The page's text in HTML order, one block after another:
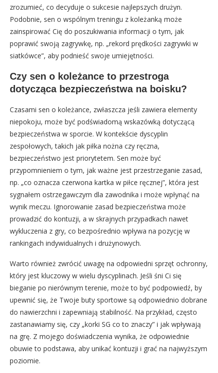
zrozumieć, co decyduje o sukcesie najlepszych drużyn.
Podobnie, sen o wspólnym treningu z koleżanką może
zainspirować Cię do poszukiwania informacji o tym, jak
poprawić swoją zagrywkę, np. „rekord prędkości zagrywki w
siatkówce”, aby podnieść swoje umiejętności.
Czy sen o koleżance to przestroga
dotycząca bezpieczeństwa na boisku?
Czasami sen o koleżance, zwłaszcza jeśli zawiera elementy
niepokoju, może być podświadomą wskazówką dotyczącą
bezpieczeństwa w sporcie. W kontekście dyscyplin
zespołowych, takich jak piłka nożna czy ręczna,
bezpieczeństwo jest priorytetem. Sen może być
przypomnieniem o tym, jak ważne jest przestrzeganie zasad,
np. „co oznacza czerwona kartka w piłce ręcznej”, która jest
sygnałem ostrzegawczym dla zawodnika i może wpłynąć na
wynik meczu. Ignorowanie zasad bezpieczeństwa może
prowadzić do kontuzji, a w skrajnych przypadkach nawet
wykluczenia z gry, co bezpośrednio wpływa na pozycję w
rankingach indywidualnych i drużynowych.
Warto również zwrócić uwagę na odpowiedni sprzęt ochronny,
który jest kluczowy w wielu dyscyplinach. Jeśli śni Ci się
bieganie po nierównym terenie, może to być podpowiedź, by
upewnić się, że Twoje buty sportowe są odpowiednio dobrane
do nawierzchni i zapewniają stabilność. Na przykład, często
zastanawiamy się, czy „korki SG co to znaczy” i jak wpływają
na grę. Z mojego doświadczenia wynika, że odpowiednie
obuwie to podstawa, aby unikać kontuzji i grać na najwyższym
poziomie.